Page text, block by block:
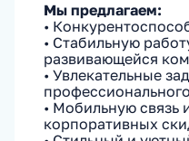
Мы предлагаем:
•
• Стабильную
развивающейся
• Увлекательные
• Мобильную связь
корпоративных